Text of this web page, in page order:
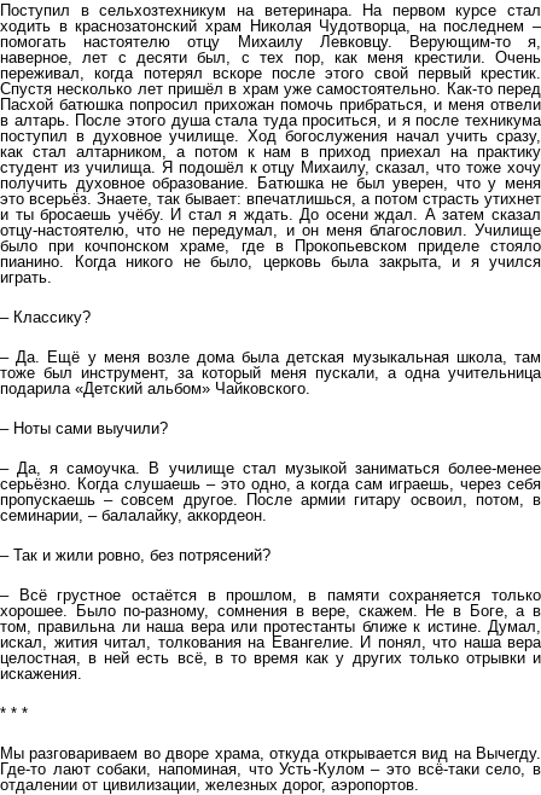
Поступил в сельхозтехникум на ветеринара. На первом курсе стал
ходить в краснозатонский храм Николая Чудотворца, на последнем –
помогать настоятелю отцу Михаилу Левковцу. Верующим-то я,
наверное, лет с десяти был, с тех пор, как меня крестили. Очень
переживал, когда потерял вскоре после этого свой первый крестик.
Спустя несколько лет пришёл в храм уже самостоятельно. Как-то перед
Пасхой батюшка попросил прихожан помочь прибраться, и меня отвели
в алтарь. После этого душа стала туда проситься, и я после техникума
поступил в духовное училище. Ход богослужения начал учить сразу,
как стал алтарником, а потом к нам в приход приехал на практику
студент из училища. Я подошёл к отцу Михаилу, сказал, что тоже хочу
получить духовное образование. Батюшка не был уверен, что у меня
это всерьёз. Знаете, так бывает: впечатлишься, а потом страсть утихнет
и ты бросаешь учёбу. И стал я ждать. До осени ждал. А затем сказал
отцу-настоятелю, что не передумал, и он меня благословил. Училище
было при кочпонском храме, где в Прокопьевском приделе стояло
пианино. Когда никого не было, церковь была закрыта, и я учился
играть.
– Классику?
– Да. Ещё у меня возле дома была детская музыкальная школа, там
тоже был инструмент, за который меня пускали, а одна учительница
подарила «Детский альбом» Чайковского.
– Ноты сами выучили?
– Да, я самоучка. В училище стал музыкой заниматься более-менее
серьёзно. Когда слушаешь – это одно, а когда сам играешь, через себя
пропускаешь – совсем другое. После армии гитару освоил, потом, в
семинарии, – балалайку, аккордеон.
– Так и жили ровно, без потрясений?
– Всё грустное остаётся в прошлом, в памяти сохраняется только
хорошее. Было по-разному, сомнения в вере, скажем. Не в Боге, а в
том, правильна ли наша вера или протестанты ближе к истине. Думал,
искал, жития читал, толкования на Евангелие. И понял, что наша вера
целостная, в ней есть всё, в то время как у других только отрывки и
искажения.
* * *
Мы разговариваем во дворе храма, откуда открывается вид на Вычегду.
Где-то лают собаки, напоминая, что Усть-Кулом – это всё-таки село, в
отдалении от цивилизации, железных дорог, аэропортов.